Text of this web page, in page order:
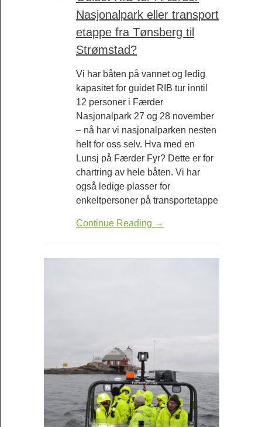
Nasjonalpark eller transport
etappe fra Tønsberg til
Strømstad?
Vi har båten på vannet og ledig
kapasitet for guidet RIB tur inntil
12 personer i Færder
Nasjonalpark 27 og 28 november
– nå har vi nasjonalparken nesten
helt for oss selv. Hva med en
Lunsj på Færder Fyr? Dette er for
chartring av hele båten. Vi har
også ledige plasser for
enkeltpersoner på transportetappe
Continue Reading →